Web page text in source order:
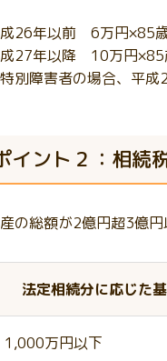
26年以前 6万円×85
27年以降 10万円×85
別障害者の場合、平成
イント２：相続
の総額が2億円超3億
法定相続分に応じた
1,000万円以下